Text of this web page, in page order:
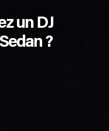
un DJ
?